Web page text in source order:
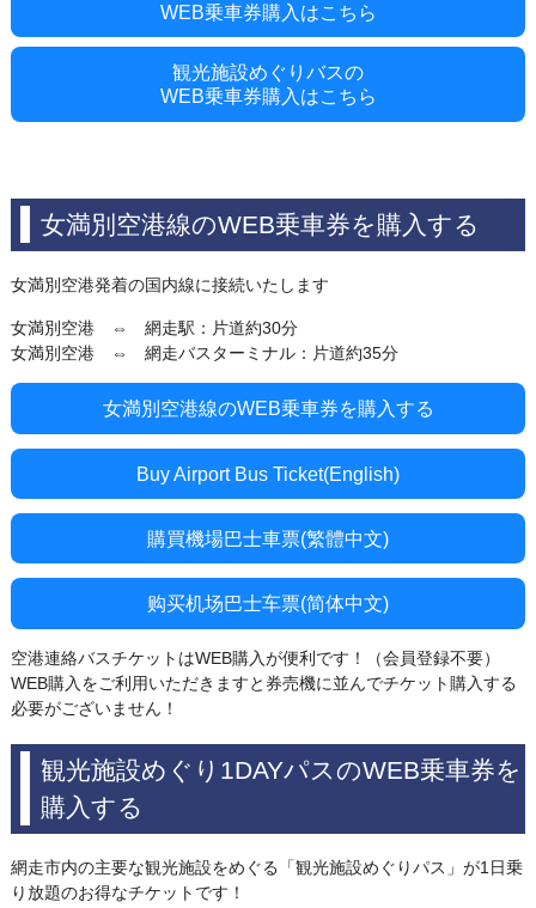
WEB乗車券購入はこちら
観光施設めぐりバスの
WEB乗車券購入はこちら
女満別空港線のWEB乗車券を購入する
女満別空港発着の国内線に接続いたします
女満別空港 ⇔ 網走駅：片道約30分
女満別空港 ⇔ 網走バスターミナル：片道約35分
女満別空港線のWEB乗車券を購入する
Buy Airport Bus Ticket(English)
購買機場巴士車票(繁體中文)
购买机场巴士车票(简体中文)
空港連絡バスチケットはWEB購入が便利です！（会員登録不要）
WEB購入をご利用いただきますと券売機に並んでチケット購入する
必要がございません！
観光施設めぐり1DAYパスのWEB乗車券を
購入する
網走市内の主要な観光施設をめぐる「観光施設めぐりパス」が1日乗
り放題のお得なチケットです！